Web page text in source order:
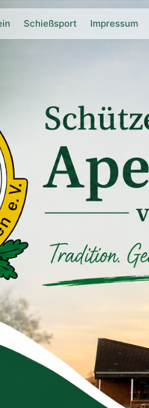
Schießsport Impressum